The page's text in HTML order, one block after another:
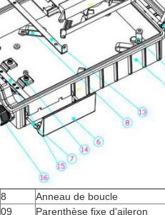
8 Anneau de boucle
09 Parenthèse fixe d'aileron